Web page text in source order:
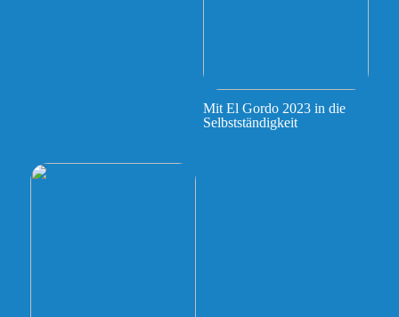
Mit El Gordo 2023 in die
Selbstständigkeit